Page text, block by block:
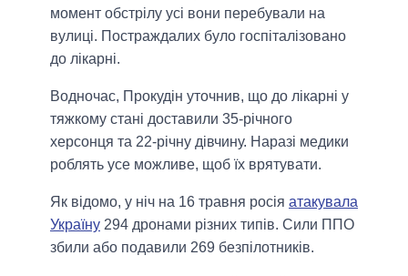
момент обстрілу усі вони перебували на
вулиці. Постраждалих було госпіталізовано
до лікарні.
Водночас, Прокудін уточнив, що до лікарні у
тяжкому стані доставили 35-річного
херсонця та 22-річну дівчину. Наразі медики
роблять усе можливе, щоб їх врятувати.
Як відомо, у ніч на 16 травня росія атакувала
Україну 294 дронами різних типів. Сили ППО
збили або подавили 269 безпілотників.